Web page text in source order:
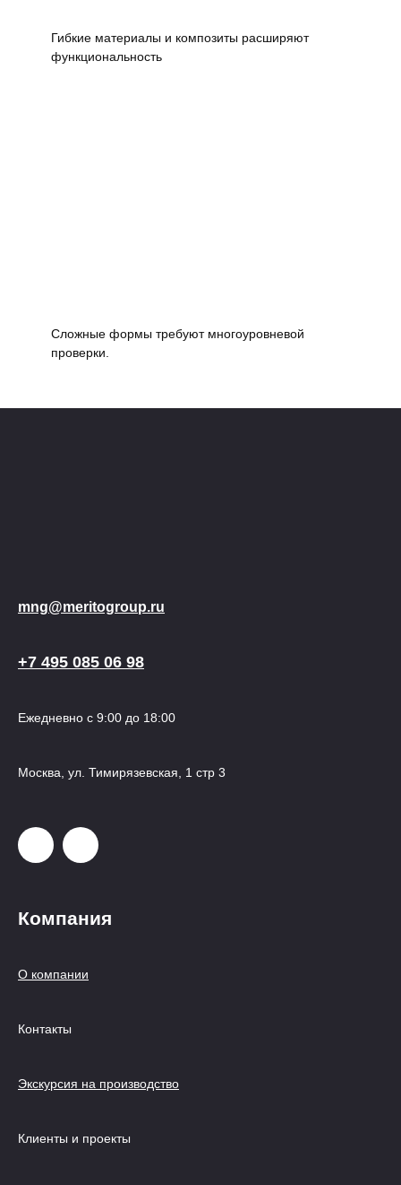
Гибкие материалы и композиты расширяют
функциональность
Сложные формы требуют многоуровневой
проверки.
mng@meritogroup.ru
+7 495 085 06 98
Ежедневно с 9:00 до 18:00
Москва, ул. Тимирязевская, 1 стр 3
Компания
О компании
Контакты
Экскурсия на производство
Клиенты и проекты